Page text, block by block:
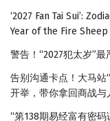
‘2027 Fan Tai Sui’:
Year of the Fire Sheep
警告！“2027犯太岁”
告别沟通卡点！大马站
开举，带你拿回商战与
“第138期易经富有密